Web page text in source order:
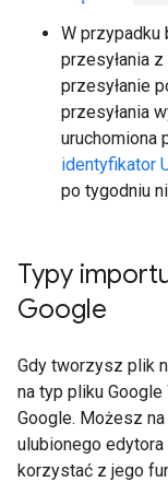
W przypadku
przesyłania
przesyłanie
przesyłania
uruchomiona
identyfikator
po tygodniu
Typy
Google
Gdy tworzysz plik
na typ pliku
Google. Możesz
ulubionego
korzystać z jego